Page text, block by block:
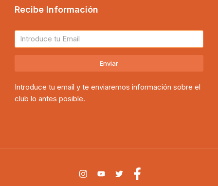
Recibe Información
Enviar
Introduce tu email y te enviaremos información sobre el
club lo antes posible.